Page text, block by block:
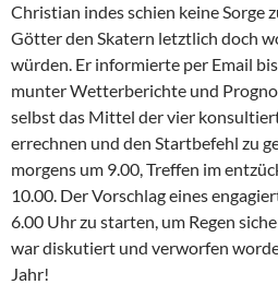
Christian indes schien keine Sorge
Götter den Skatern letztlich doch
würden. Er informierte per Email
munter Wetterberichte und
selbst das Mittel der vier
errechnen und den Startbefehl zu
morgens um 9.00, Treffen im
10.00. Der Vorschlag eines
6.00 Uhr zu starten, um Regen
war diskutiert und verworfen
Jahr!